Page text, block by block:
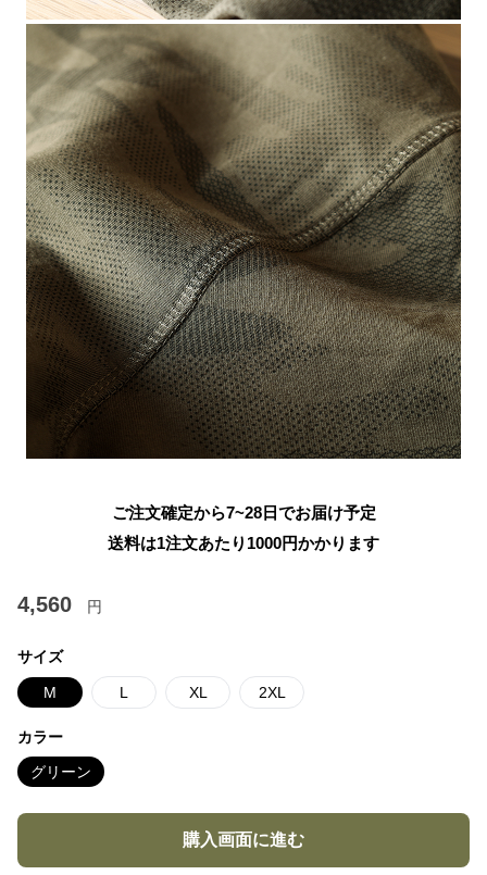
ご注文確定から7~28日でお届け予定
送料は1注文あたり 1000円かかります
4,560 円
サイズ
M L XL 2XL
カラー
グリーン
購入画面に進む